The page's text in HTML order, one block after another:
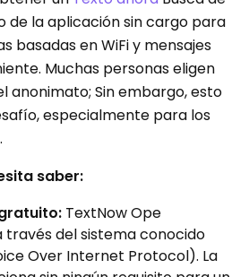
de la aplicación sin cargo para
basadas en WiFi y mensajes
Muchas personas eligen
anonimato; Sin embargo, esto
especialmente para los
saber:
TextNow Ope
través del sistema conocido
Over Internet Protocol). La